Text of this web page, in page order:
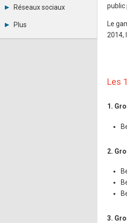
Observatoire de l'emploi
Réseaux sociaux
LinkedIn
Plus
Annonceurs
public
Le
2014,
Les
1.
2.
3.